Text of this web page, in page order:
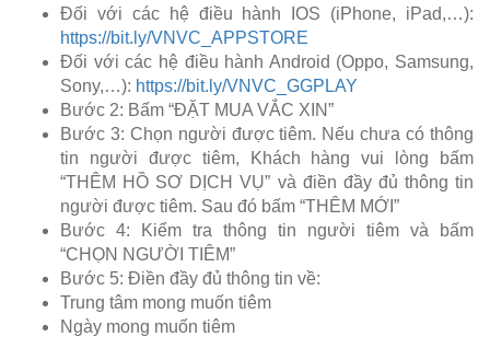
Đối với các hệ điều hành IOS (iPhone, iPad,…):
https://bit.ly/VNVC_APPSTORE
Đối với các hệ điều hành Android (Oppo, Samsung,
Sony,…): https://bit.ly/VNVC_GGPLAY
Bước 2: Bấm “ĐẶT MUA VẮC XIN”
Bước 3: Chọn người được tiêm. Nếu chưa có thông
tin người được tiêm, Khách hàng vui lòng bấm
“THÊM HỒ SƠ DỊCH VỤ” và điền đầy đủ thông tin
người được tiêm. Sau đó bấm “THÊM MỚI”
Bước 4: Kiểm tra thông tin người tiêm và bấm
“CHỌN NGƯỜI TIÊM”
Bước 5: Điền đầy đủ thông tin về:
Trung tâm mong muốn tiêm
Ngày mong muốn tiêm